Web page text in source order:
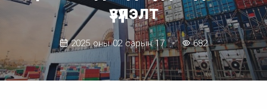
үзүүлэлт
2025 оны 02 сарын 17 682